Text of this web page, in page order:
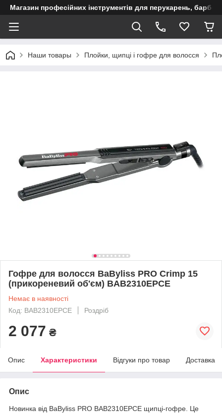
Магазин професійних інструментів для перукарень,
Наши товары Плойки, щипці і гофре для волосся
Гофре для волосся BaByliss PRO Crimp 15
(прикореневий об'єм) BAB2310EPCE
Немає в наявності
Код: BAB2310EPCE
Роздріб
2 077 ₴
Опис Характеристики Відгуки про товар Доставка
Опис
Новинка від BaByliss PRO BAB2310EPCE щипці-гофре. Це